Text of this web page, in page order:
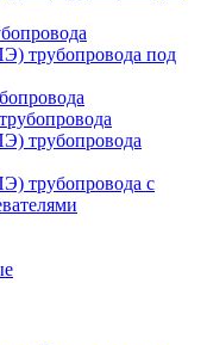
трубопровода под
трубопровода
трубопровода с